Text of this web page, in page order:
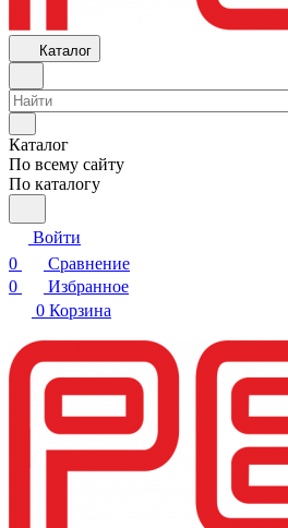
Каталог
Каталог
По всему сайту
По каталогу
Войти
0
Сравнение
0
Избранное
0 Корзина